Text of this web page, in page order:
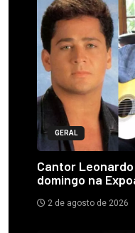
GERAL
Cantor
domingo na
2 de agosto de 2026